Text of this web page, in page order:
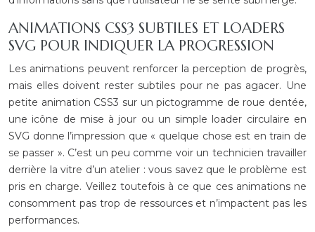
ANIMATIONS CSS3 SUBTILES ET LOADERS
SVG POUR INDIQUER LA PROGRESSION
Les animations peuvent renforcer la perception de progrès,
mais elles doivent rester subtiles pour ne pas agacer. Une
petite animation CSS3 sur un pictogramme de roue dentée,
une icône de mise à jour ou un simple loader circulaire en
SVG donne l’impression que « quelque chose est en train de
se passer ». C’est un peu comme voir un technicien travailler
derrière la vitre d’un atelier : vous savez que le problème est
pris en charge. Veillez toutefois à ce que ces animations ne
consomment pas trop de ressources et n’impactent pas les
performances.